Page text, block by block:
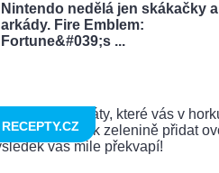
Nintendo nedělá jen skákačky a
arkády. Fire Emblem:
Fortune&#039;s ...
RECEPTY.CZ